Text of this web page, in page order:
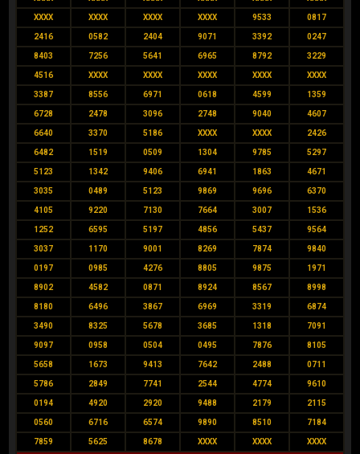
XXXX XXXX XXXX XXXX 9533 0817
2416 0582 2404 9071 3392 0247
8403 7256 5641 6965 8792 3229
4516 XXXX XXXX XXXX XXXX XXXX
3387 8556 6971 0618 4599 1359
6728 2478 3096 2748 9040 4607
6640 3370 5186 XXXX XXXX 2426
6482 1519 0509 1304 9785 5297
5123 1342 9406 6941 1863 4671
3035 0489 5123 9869 9696 6370
4105 9220 7130 7664 3007 1536
1252 6595 5197 4856 5437 9564
3037 1170 9001 8269 7874 9840
0197 0985 4276 8805 9875 1971
8902 4582 0871 8924 8567 8998
8180 6496 3867 6969 3319 6874
3490 8325 5678 3685 1318 7091
9097 0958 0504 0495 7876 8105
5658 1673 9413 7642 2488 0711
5786 2849 7741 2544 4774 9610
0194 4920 2920 9488 2179 2115
0560 6716 6574 9890 8510 7184
7859 5625 8678 XXXX XXXX XXXX